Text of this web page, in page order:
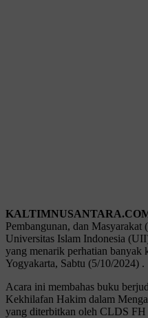
Pembangunan, dan
Universitas Islam Indonesia
yang menarik perhatian banyak
Yogyakarta, Sabtu (5/10/2024) .
Acara ini membahas buku
Kekhilafan Hakim dalam
yang diterbitkan oleh CLDS FH